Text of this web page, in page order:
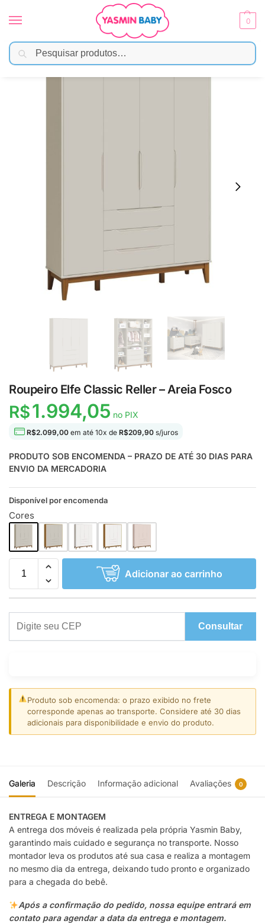
0
Início Móveis Infantis / Roupeiros
Roupeiro Elfe Classic Reller – Areia Fosco
R$1.994,05 no PIX
R$2.099,00 em até 10x de R$209,90 s/juros
PRODUTO SOB ENCOMENDA – PRAZO DE ATÉ 30 DIAS PARA
ENVIO DA MERCADORIA
Disponível por encomenda
Cores
Adicionar ao carrinho
Consultar
Produto sob encomenda: o prazo exibido no frete
corresponde apenas ao transporte. Considere até 30 dias
adicionais para disponibilidade e envio do produto.
Galeria Descrição Informação adicional Avaliações 0
ENTREGA E MONTAGEM
A entrega dos móveis é realizada pela própria Yasmin Baby,
garantindo mais cuidado e segurança no transporte. Nosso
montador leva os produtos até sua casa e realiza a montagem
no mesmo dia da entrega, deixando tudo pronto e organizado
para a chegada do bebê.
Após a confirmação do pedido, nossa equipe entrará em
contato para agendar a data da entrega e montagem.